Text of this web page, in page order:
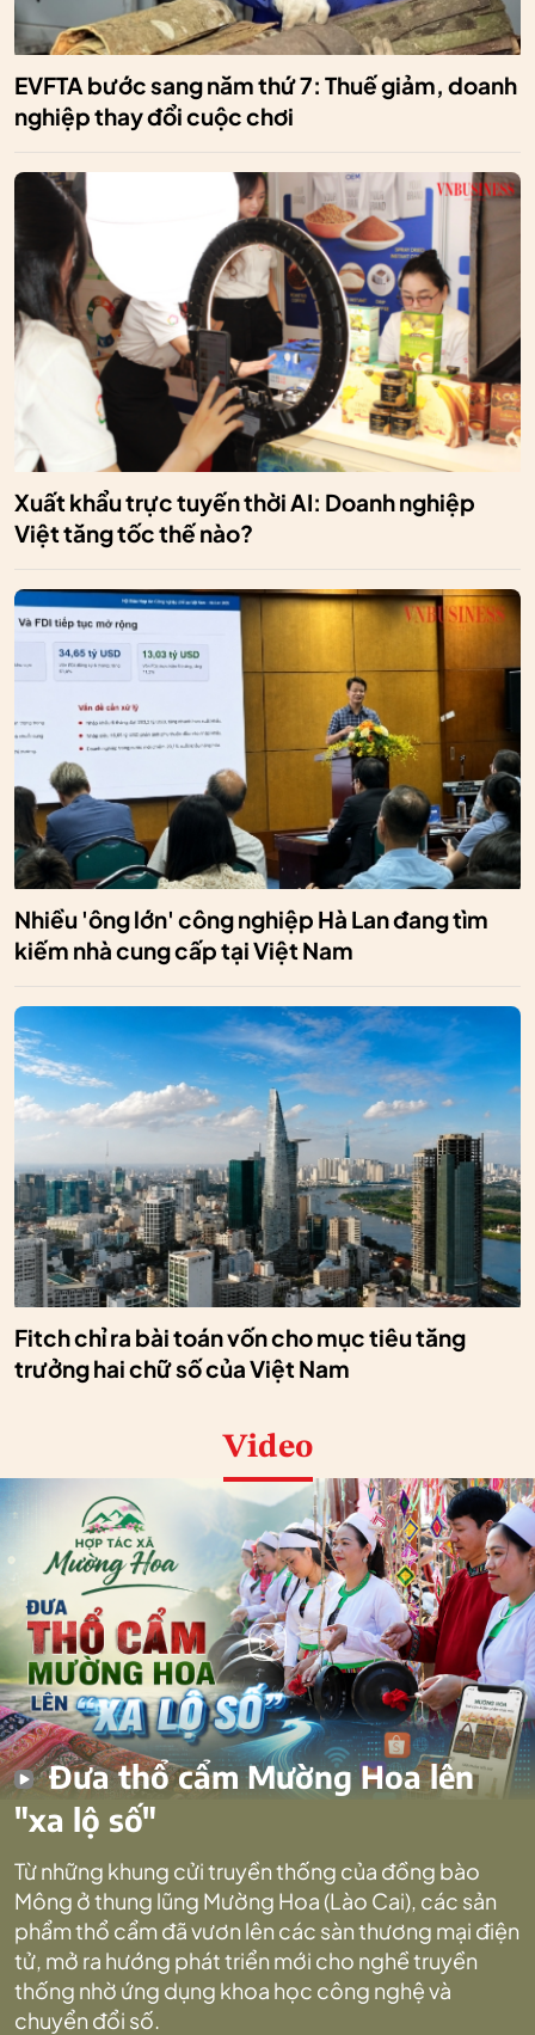
EVFTA bước sang năm thứ 7: Thuế giảm, doanh
nghiệp thay đổi cuộc chơi
Xuất khẩu trực tuyến thời AI: Doanh nghiệp
Việt tăng tốc thế nào?
Nhiều 'ông lớn' công nghiệp Hà Lan đang tìm
kiếm nhà cung cấp tại Việt Nam
Fitch chỉ ra bài toán vốn cho mục tiêu tăng
trưởng hai chữ số của Việt Nam
Video
Đưa thổ cẩm Mường Hoa lên
"xa lộ số"
Từ những khung cửi truyền thống của đồng bào
Mông ở thung lũng Mường Hoa (Lào Cai), các sản
phẩm thổ cẩm đã vươn lên các sàn thương mại điện
tử, mở ra hướng phát triển mới cho nghề truyền
thống nhờ ứng dụng khoa học công nghệ và
chuyển đổi số.